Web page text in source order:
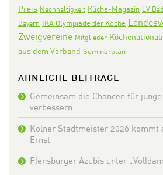
Preis Nachhaltigkeit Küche-Magazin LV
Bayern IKA Olympiade der Köche
Zweigvereine Mitglieder
aus dem Verband Seminarplan
ÄHNLICHE BEITRÄGE
Gemeinsam die Chancen für
verbessern
Kölner Stadtmeister 2026 kommt
Ernst
Flensburger Azubis unter